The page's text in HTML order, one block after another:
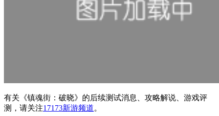
有关 《镇魂街：破晓》 的后续测试消息、攻略解说、游戏评
测，请关注17173新游频道。